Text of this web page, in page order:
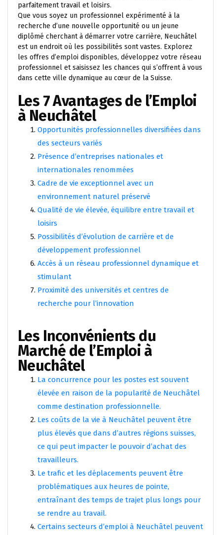
parfaitement travail et loisirs.
Que vous soyez un professionnel expérimenté à la
recherche d’une nouvelle opportunité ou un jeune
diplômé cherchant à démarrer votre carrière, Neuchâtel
est un endroit où les possibilités sont vastes. Explorez
les offres d’emploi disponibles, développez votre réseau
professionnel et saisissez les chances qui s’offrent à vous
dans cette ville dynamique au cœur de la Suisse.
Les 7 Avantages de l’Emploi
à Neuchâtel
Opportunités professionnelles diversifiées dans
des secteurs variés
Présence d’entreprises nationales et
internationales renommées
Cadre de vie exceptionnel avec un
environnement naturel préservé
Qualité de vie élevée, équilibre entre travail et
loisirs
Possibilités d’évolution de carrière et de
développement professionnel
Accès à un réseau professionnel dynamique et
stimulant
Proximité des universités et centres de
recherche pour l’innovation
Les Inconvénients du
Marché de l’Emploi à
Neuchâtel
La concurrence pour les postes est souvent
élevée en raison de la popularité de Neuchâtel
comme destination professionnelle.
Les coûts de la vie à Neuchâtel peuvent être
plus élevés que dans d’autres régions suisses,
ce qui peut impacter le pouvoir d’achat des
travailleurs.
Le trafic et les déplacements peuvent être
problématiques aux heures de pointe,
entraînant des temps de trajet plus longs pour
se rendre au travail.
Certains secteurs d’emploi à Neuchâtel peuvent